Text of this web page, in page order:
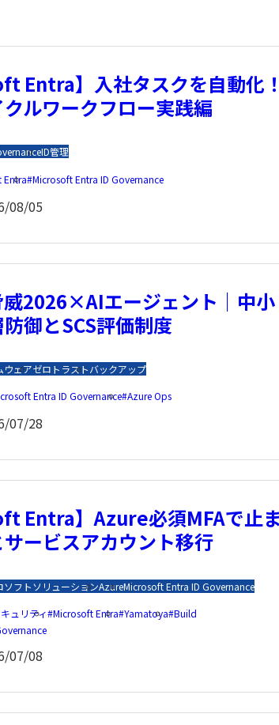
Entra】入社タスクを自動化
ルワークフロー実践編
ID管理
Entra Microsoft Entra ID Governance
08/05
威2026×AIエージェント｜中小
御とSCS評価制度
ウェアゼロトラストバックアップ
Entra ID Governance Azure Ops
07/28
Entra】Azure必須MFAで止
ービスアカウント移行
ソフトソリューションAzureMicrosoft Entra ID Governance
ュリティ Microsoft Entra Yamatoya Build
07/08